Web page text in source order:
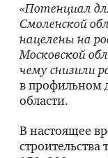
«Потенциал
Смоленской
нацелены на
Московской
чему снизили
в профильном
области.
В настоящее